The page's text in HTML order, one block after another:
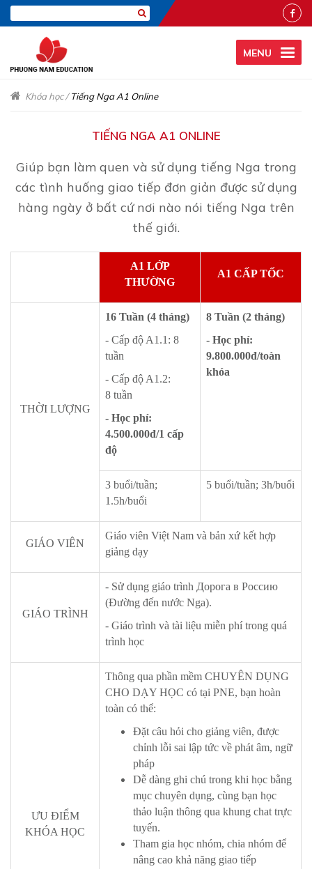
MENU
Khóa học/Tiếng Nga A1 Online
TIẾNG NGA A1 ONLINE
Giúp bạn làm quen và sử dụng tiếng Nga trong
các tình huống giao tiếp đơn giản được sử dụng
hàng ngày ở bất cứ nơi nào nói tiếng Nga trên
thế giới.
A1 LỚP
THƯỜNG
A1 CẤP TỐC
THỜI LƯỢNG
16 Tuần (4 tháng)
- Cấp độ A1.1: 8
tuần
- Cấp độ A1.2:
8 tuần
- Học phí:
4.500.000đ/1 cấp
độ
8 Tuần (2 tháng)
- Học phí:
9.800.000đ/toàn
khóa
3 buổi/tuần;
1.5h/buổi
5 buổi/tuần; 3h/buổi
GIÁO VIÊN
Giáo viên Việt Nam và bản xứ kết hợp
giảng dạy
GIÁO TRÌNH
- Sử dụng giáo trình Дорога в Россию
(Đường đến nước Nga).
- Giáo trình và tài liệu miễn phí trong quá
trình học
ƯU ĐIỂM
KHÓA HỌC
Thông qua phần mềm CHUYÊN DỤNG
CHO DẠY HỌC có tại PNE, bạn hoàn
toàn có thể:
Đặt câu hỏi cho giảng viên, được
chỉnh lỗi sai lập tức về phát âm, ngữ
pháp
Dễ dàng ghi chú trong khi học bằng
mục chuyên dụng, cùng bạn học
thảo luận thông qua khung chat trực
tuyến.
Tham gia học nhóm, chia nhóm để
nâng cao khả năng giao tiếp